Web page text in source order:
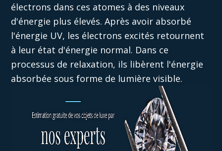
électrons dans ces atomes à des niveaux
d'énergie plus élevés. Après avoir absorbé
l'énergie UV, les électrons excités retournent
à leur état d'énergie normal. Dans ce
processus de relaxation, ils libèrent l'énergie
absorbée sous forme de lumière visible.